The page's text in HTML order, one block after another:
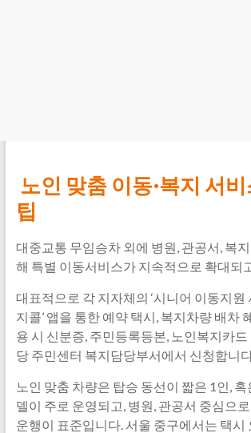
노인 맞춤 이동·복지 서
팁
대중교통 무임승차 외에 병원, 관공서, 복
해 특별 이동서비스가 지속적으로 확대되
대표적으로 각 지자체의 ‘시니어 이동지원
지콜’ 앱을 통한 예약 택시, 복지차량 배차
용 시 신분증, 주민등록등본, 노인복지카드
당 주민센터 복지담당부서에서 신청합니
노인 맞춤 차량은 탑승 동선이 짧은 1인, 혹
델이 주로 운영되고, 병원, 관공서 중심으
운행이 표준입니다. 서울 중구에서는 택시